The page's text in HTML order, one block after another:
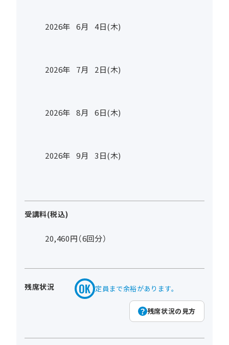
2026年 6月 4日(木)
2026年 7月 2日(木)
2026年 8月 6日(木)
2026年 9月 3日(木)
受講料(税込)
20,460円（6回分）
残席状況 定員まで余裕があります。
残席状況の見方